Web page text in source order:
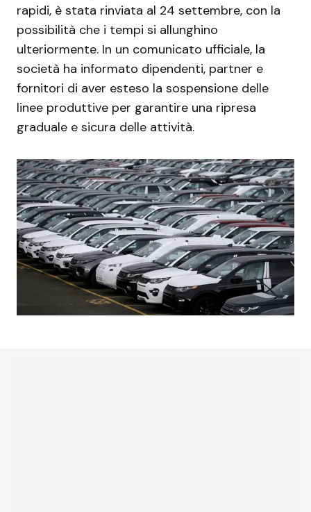
rapidi, è stata rinviata al 24 settembre, con la
possibilità che i tempi si allunghino
ulteriormente. In un comunicato ufficiale, la
società ha informato dipendenti, partner e
fornitori di aver esteso la sospensione delle
linee produttive per garantire una ripresa
graduale e sicura delle attività.